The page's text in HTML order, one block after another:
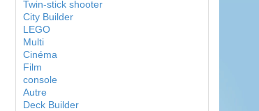
Twin-stick shooter
City Builder
LEGO
Multi
Cinéma
Film
console
Autre
Deck Builder